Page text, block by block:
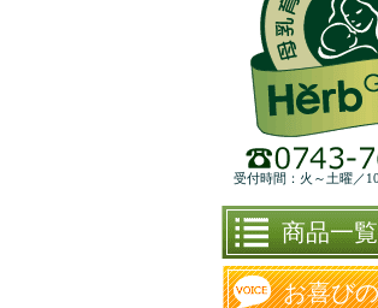
受付時間：火～土曜／
商品一覧
お喜び